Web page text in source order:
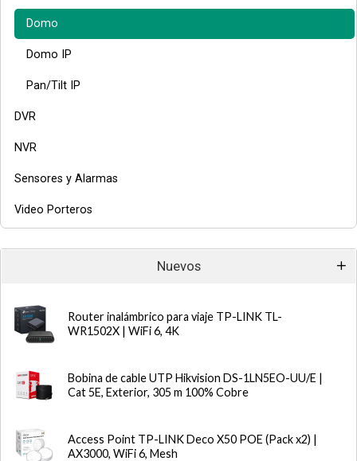
Domo
Domo IP
Pan/Tilt IP
DVR
NVR
Sensores y Alarmas
Video Porteros
Nuevos
Router inalámbrico para viaje TP-LINK TL-
WR1502X | WiFi 6, 4K
Bobina de cable UTP Hikvision DS-1LN5EO-UU/E |
Cat 5E, Exterior, 305 m 100% Cobre
Access Point TP-LINK Deco X50 POE (Pack x2) |
AX3000, WiFi 6, Mesh